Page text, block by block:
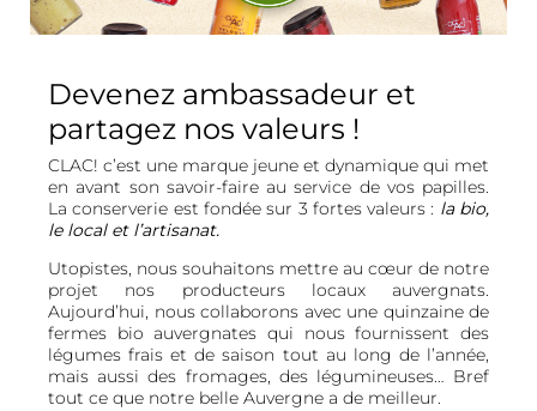
Devenez ambassadeur et
partagez nos valeurs !
CLAC! c’est une marque jeune et dynamique qui met
en avant son savoir-faire au service de vos papilles.
La conserverie est fondée sur 3 fortes valeurs : la bio,
le local et l’artisanat.
Utopistes, nous souhaitons mettre au cœur de notre
projet nos producteurs locaux auvergnats.
Aujourd’hui, nous collaborons avec une quinzaine de
fermes bio auvergnates qui nous fournissent des
légumes frais et de saison tout au long de l’année,
mais aussi des fromages, des légumineuses… Bref
tout ce que notre belle Auvergne a de meilleur.